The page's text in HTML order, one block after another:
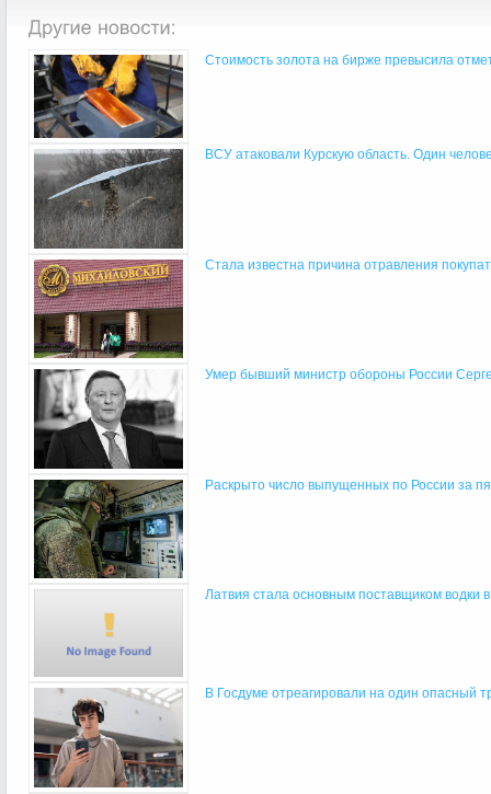
Стоимость золота на бирже превысила
ВСУ атаковали Курскую область. Один
Стала известна причина отравления
Умер бывший министр обороны России
Раскрыто число выпущенных по России за
Латвия стала основным поставщиком водки
В Госдуме отреагировали на один опасный